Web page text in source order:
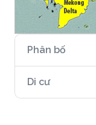
Phân bố
Di cư